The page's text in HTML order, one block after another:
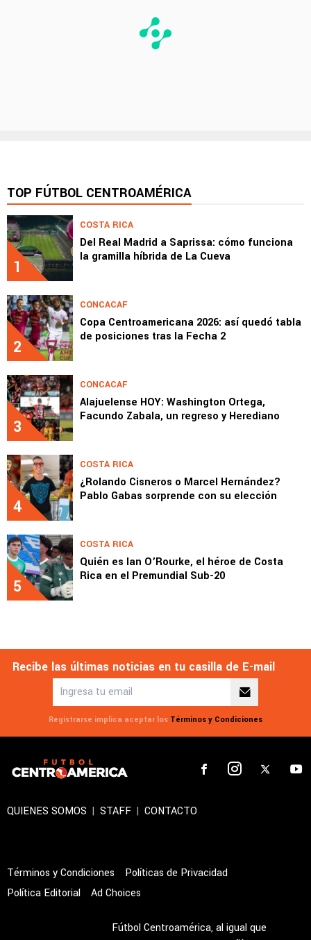
TOP FÚTBOL CENTROAMÉRICA
1
COSTA RICA
Del Real Madrid a Saprissa: cómo funciona
la gramilla híbrida de La Cueva
2
CONCACAF
Copa Centroamericana 2026: así quedó tabla
de posiciones tras la Fecha 2
3
CONCACAF
Alajuelense HOY: Washington Ortega,
Facundo Zabala, un regreso y Herediano
4
COSTA RICA
¿Rolando Cisneros o Marcel Hernández?
Pablo Gabas sorprende con su elección
5
COSTA RICA
Quién es Ian O’Rourke, el héroe de Costa
Rica en el Premundial Sub-20
Recibe las últimas noticias en tu casilla de E-mail
Registrarse implica aceptar los Términos y Condiciones
QUIENES SOMOS | STAFF | CONTACTO
Términos y Condiciones
Políticas de Privacidad
Política Editorial
Ad Choices
Fútbol Centroamérica, al igual que